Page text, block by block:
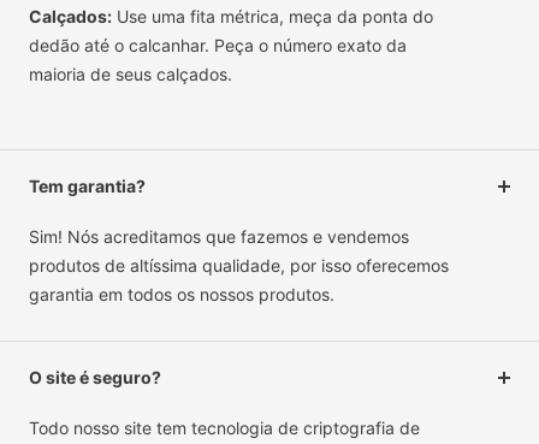
Calçados: Use uma fita métrica, meça da ponta do
dedão até o calcanhar. Peça o número exato da
maioria de seus calçados.
Tem garantia?
Sim! Nós acreditamos que fazemos e vendemos
produtos de altíssima qualidade, por isso oferecemos
garantia em todos os nossos produtos.
O site é seguro?
Todo nosso site tem tecnologia de criptografia de